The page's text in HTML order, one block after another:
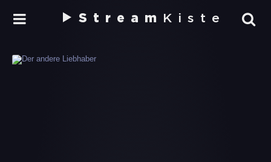
Stream Kiste